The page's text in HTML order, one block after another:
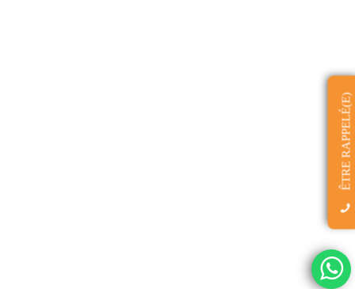
ÊTRE RAPPELÉ(E)